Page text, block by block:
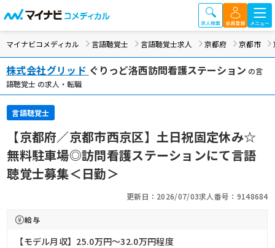
マイナビコメディカル 言語聴覚士 言語聴覚士求人 京都府 京都市
株式会社グリッド ぐりっど洛西訪問看護ステーション の言
語聴覚士 の求人・転職
言語聴覚士
【京都府／京都市西京区】土日祝固定休み☆
無料駐車場◎訪問看護ステーションにて言語
聴覚士募集＜日勤＞
更新日：2026/07/03求人番号：9148684
給与
【モデル月収】25.0万円〜32.0万円程度